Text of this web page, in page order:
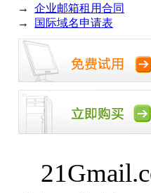
→ 企业邮箱租用合同
→
国际域名申请表